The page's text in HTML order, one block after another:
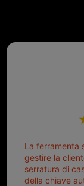
La ferramenta
gestire la
serratura di
della chiave